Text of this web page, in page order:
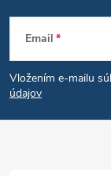
c
i
e
Z
á
p
Email
Vložením e-mailu
údajov